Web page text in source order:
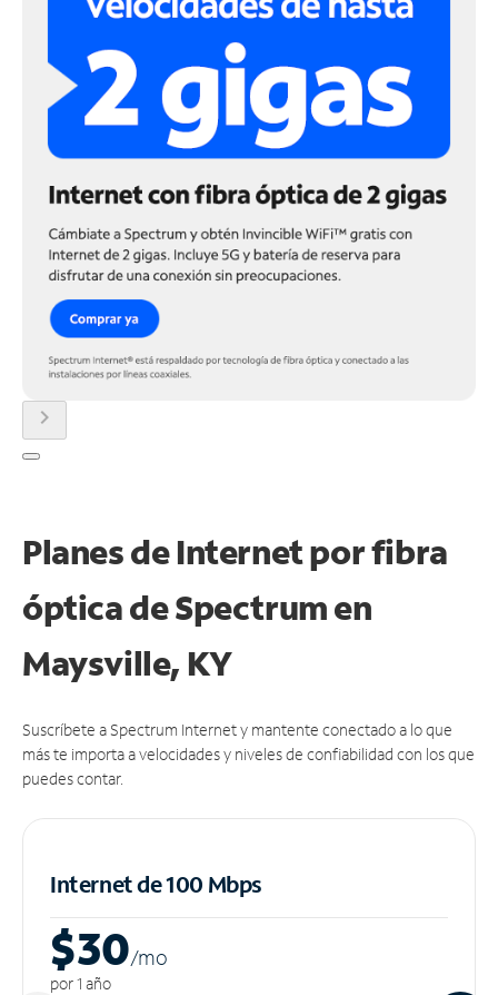
chevron_right
Planes de Internet por fibra
óptica de Spectrum en
Maysville, KY
Suscríbete a Spectrum Internet y mantente conectado a lo que
más te importa a velocidades y niveles de confiabilidad con los que
puedes contar.
Internet de 100 Mbps
$30/mo
por 1 año